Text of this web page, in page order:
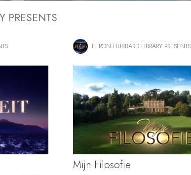
PRESENTS
L. RON HUBBARD LIBRARY PRESENTS
Mijn Filosofie